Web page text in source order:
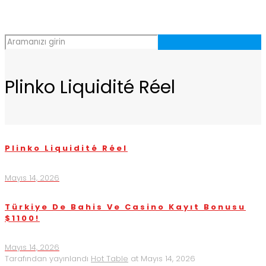
Plinko Liquidité Réel
Plinko Liquidité Réel
Mayıs 14, 2026
Türkiye De Bahis Ve Casino Kayıt Bonusu
$1100!
Mayıs 14, 2026
Tarafından yayınlandı Hot Table at Mayıs 14, 2026